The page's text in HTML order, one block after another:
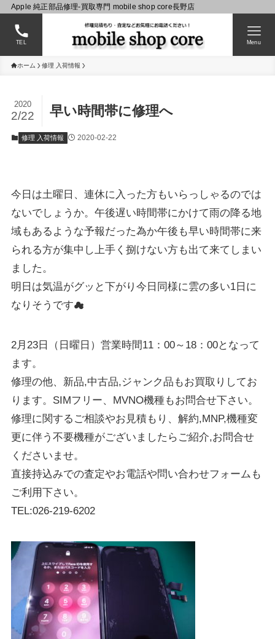
Apple 純正部品修理-買取専門 mobile shop core長野店
TEL Menu
ホーム 修理 入荷情報
早い時間帯に修理へ
2020
2/22
修理 入荷情報 2020-02-22
今日は土曜日、連休に入った方もいらっしゃるのでは
ないでしょうか。午後遅い時間帯にかけて雨の降る地
域もあるような予報だった為か午後も早い時間帯に来
られる方が集中し上手く捌けない方も出て来てしまい
ました。
明日は気温がグッと下がり今日同様に雲の多い1日に
なりそうです☁
2月23日（日曜日）営業時間11：00～18：00となって
ます。
修理の他、新品,中古品,ジャンク品もお買取りしてお
ります。SIMフリー、MVNO機種もお問合せ下さい。
修理に関するご相談やお見積もり、解約,MNP,機種変
更に伴う不要機種がございましたらご紹介,お問合せ
くださいませ。
直接持込みでの査定やお電話や問い合わせフォームも
ご利用下さい。
TEL:026-219-6202